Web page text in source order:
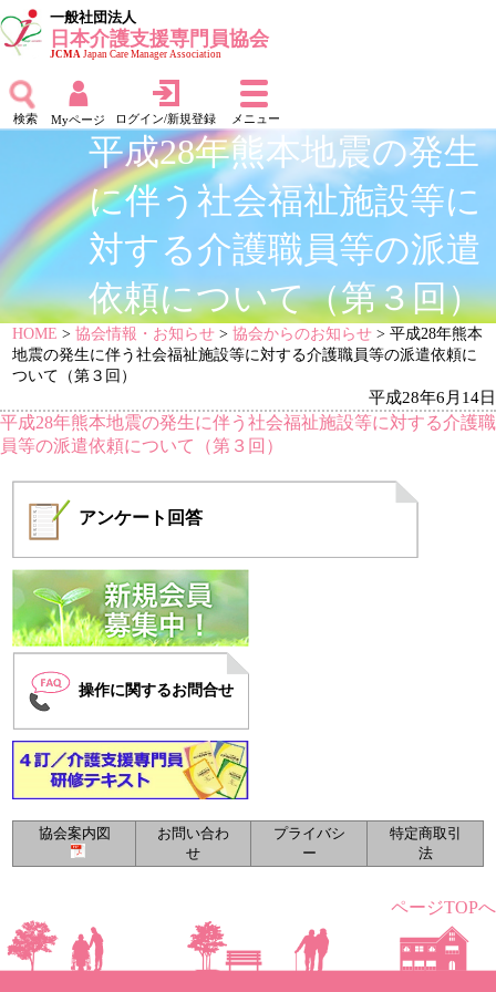
一般社団法人
日本介護支援専門員協会
JCMAJapan Care Manager Association
検索 Myページ ログイン/新規登録 メニュー
平成28年熊本地震の発生
に伴う社会福祉施設等に
対する介護職員等の派遣
依頼について（第３回）
HOME >協会情報・お知らせ >協会からのお知らせ > 平成28年熊本
地震の発生に伴う社会福祉施設等に対する介護職員等の派遣依頼に
ついて（第３回）
平成28年6月14日
平成28年熊本地震の発生に伴う社会福祉施設等に対する介護職
員等の派遣依頼について（第３回）
アンケート 回答
操作に関するお問合せ
ページTOPへ
協会案内図
お問い合わ
せ
プライバシ
ー
特定商取引
法